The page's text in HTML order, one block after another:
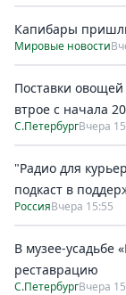
Капибары
Мировые новости
Поставки
втрое с начала
С.ПетербургВчера
"Радио для
подкаст в
РоссияВчера 15:55
В музее-усадьбе
реставрацию
С.ПетербургВчера